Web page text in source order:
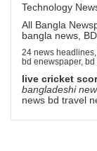
Technology
All Bangla
bangla news,
24 news
bd enewspaper,
live cricket
bangladeshi
news bd travel